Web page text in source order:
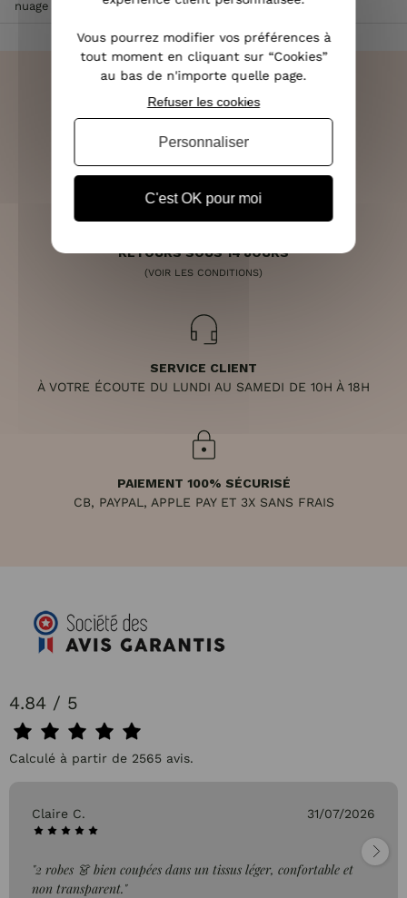
nuage la vie est faite de petits bonheurs
LIVRAISON RAPIDE
RETOURS SOUS 14 JOURS
(VOIR LES CONDITIONS)
SERVICE CLIENT
À VOTRE ÉCOUTE DU LUNDI AU SAMEDI DE 10H À 18H
PAIEMENT 100% SÉCURISÉ
CB, PAYPAL, APPLE PAY ET 3X SANS FRAIS
4.84 / 5
Calculé à partir de 2565 avis.
Claire C. 31/07/2026
"2 robes 👗 bien coupées dans un tissus léger, confortable et
non transparent."
Vous pourrez modifier vos préférences à
tout moment en cliquant sur “Cookies”
au bas de n'importe quelle page.
C'est OK pour moi
Refuser les cookies
Personnaliser